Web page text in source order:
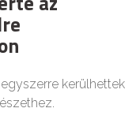
kerülhettek